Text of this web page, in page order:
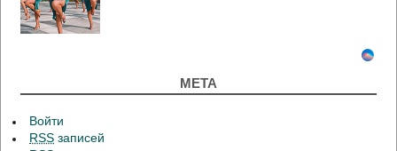
МЕТА
Войти
RSS записей